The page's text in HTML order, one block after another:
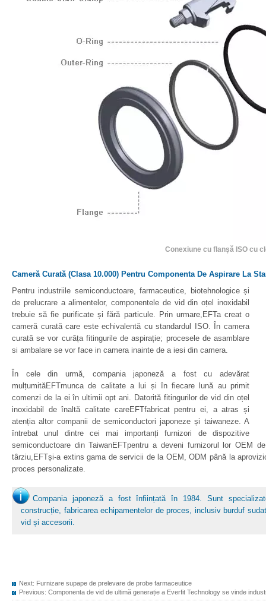
Conexiune cu flanșă ISO cu
Cameră Curată (clasa 10.000) Pentru Componenta De Aspirare La
Pentru industriile semiconductoare, farmaceutice, biotehnologice și
de prelucrare a alimentelor, componentele de vid din oțel inoxidabil
trebuie să fie purificate și fără particule. Prin urmare,EFTa creat o
cameră curată care este echivalentă cu standardul ISO. În camera
curată se vor curăța fitingurile de aspirație; procesele de asamblare
si ambalare se vor face in camera inainte de a iesi din camera.
În cele din urmă, compania japoneză a fost cu adevărat
mulțumităEFTmunca de calitate a lui și în fiecare lună au primit
comenzi de la ei în ultimii opt ani. Datorită fitingurilor de vid din oțel
inoxidabil de înaltă calitate careEFTfabricat pentru ei, a atras și
atenția altor companii de semiconductori japoneze și taiwaneze. A
întrebat unul dintre cei mai importanți furnizori de dispozitive
semiconductoare din TaiwanEFTpentru a deveni furnizorul lor OEM
târziu,EFTși-a extins gama de servicii de la OEM, ODM până la
proces personalizate.
Compania japoneză a fost înființată în 1984. Sunt
construcție, fabricarea echipamentelor de proces, inclusiv burduf
vid și accesorii.
Next: Furnizare supape de prelevare de probe farmaceutice
Previous: Componenta de vid de ultimă generație a Everfit Technology se vinde